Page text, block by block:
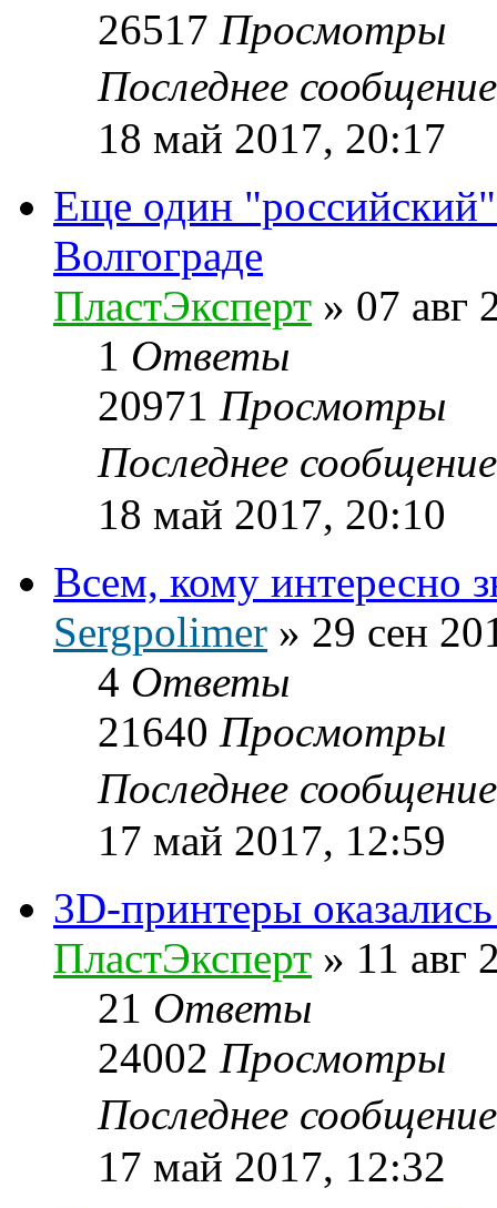
26517 Просмотры
Последнее
18 май 2017, 20:17
Еще один
Волгограде
ПластЭксперт » 07 авг
1 Ответы
20971 Просмотры
Последнее
18 май 2017, 20:10
Всем, кому интересно
Sergpolimer » 29 сен
4 Ответы
21640 Просмотры
Последнее
17 май 2017, 12:59
3D-принтеры
ПластЭксперт » 11 авг
21 Ответы
24002 Просмотры
Последнее
17 май 2017, 12:32